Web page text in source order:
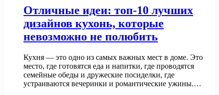
Отличные идеи: топ-10 лучших
дизайнов кухонь, которые
невозможно не полюбить
Кухня — это одно из самых важных мест в доме. Это
место, где готовятся еда и напитки, где проводятся
семейные обеды и дружеские посиделки, где
устраиваются вечеринки и романтические ужины.…